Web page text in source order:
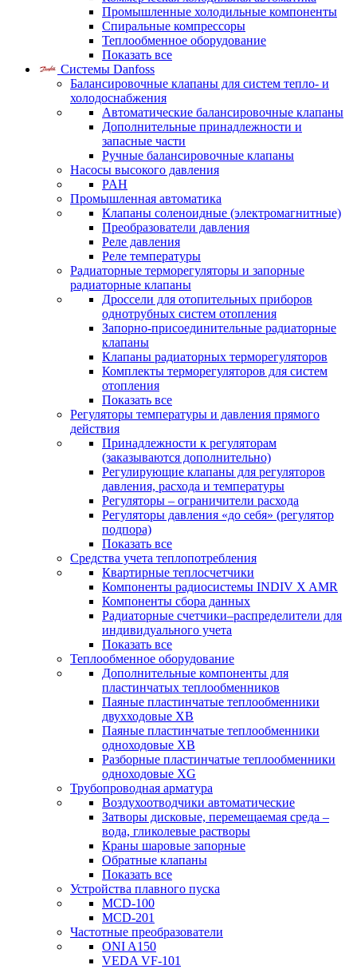
Промышленные холодильные компоненты
Спиральные компрессоры
Теплообменное оборудование
Показать все
Системы Danfoss
Балансировочные клапаны для систем тепло- и
холодоснабжения
Автоматические балансировочные клапаны
Дополнительные принадлежности и
запасные части
Ручные балансировочные клапаны
Насосы высокого давления
PAH
Промышленная автоматика
Клапаны соленоидные (электромагнитные)
Преобразователи давления
Реле давления
Реле температуры
Радиаторные терморегуляторы и запорные
радиаторные клапаны
Дроссели для отопительных приборов
однотрубных систем отопления
Запорно-присоединительные радиаторные
клапаны
Клапаны радиаторных терморегуляторов
Комплекты терморегуляторов для систем
отопления
Показать все
Регуляторы температуры и давления прямого
действия
Принадлежности к регуляторам
(заказываются дополнительно)
Регулирующие клапаны для регуляторов
давления, расхода и температуры
Регуляторы – ограничители расхода
Регуляторы давления «до себя» (регулятор
подпора)
Показать все
Средства учета теплопотребления
Квартирные теплосчетчики
Компоненты радиосистемы INDIV X AMR
Компоненты сбора данных
Радиаторные счетчики–распределители для
индивидуального учета
Показать все
Теплообменное оборудование
Дополнительные компоненты для
пластинчатых теплообменников
Паяные пластинчатые теплообменники
двухходовые XB
Паяные пластинчатые теплообменники
одноходовые ХВ
Разборные пластинчатые теплообменники
одноходовые ХG
Трубопроводная арматура
Воздухоотводчики автоматические
Затворы дисковые, перемещаемая среда –
вода, гликолевые растворы
Краны шаровые запорные
Обратные клапаны
Показать все
Устройства плавного пуска
MCD-100
MCD-201
Частотные преобразователи
ONI A150
VEDA VF-101